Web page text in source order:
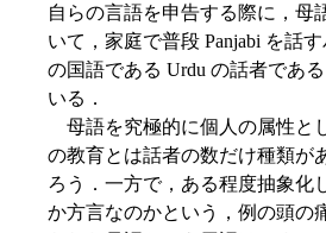
自らの言語を申告する際に，母
いて，家庭で普段 Panjabi を話
の国語である Urdu の話者であ
いる．
母語を究極的に個人の属性と
の教育とは話者の数だけ種類が
ろう．一方で，ある程度抽象化
か方言なのかという，例の頭の